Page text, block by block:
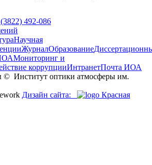
(3822) 492-086
Научная
ЖурналОбразование
Мониторинг и
коррупцииИнтранетПочта ИОА
© Институт оптики атмосферы им.
Дизайн сайта:
Красная